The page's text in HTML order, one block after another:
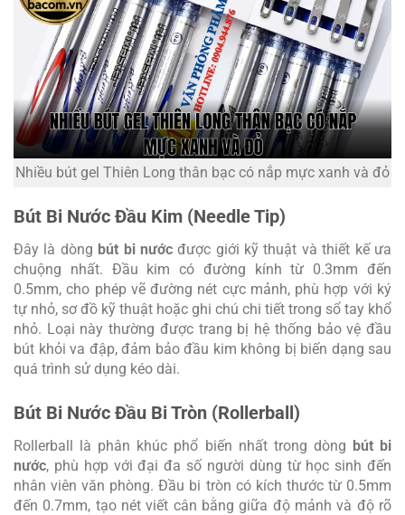
Nhiều bút gel Thiên Long thân bạc có nắp mực xanh và đỏ
Bút Bi Nước Đầu Kim (Needle Tip)
Đây là dòng bút bi nướcđược giới kỹ thuật và thiết kế ưa
chuộng nhất. Đầu kim có đường kính từ 0.3mm đến
0.5mm, cho phép vẽ đường nét cực mảnh, phù hợp với ký
tự nhỏ, sơ đồ kỹ thuật hoặc ghi chú chi tiết trong sổ tay khổ
nhỏ. Loại này thường được trang bị hệ thống bảo vệ đầu
bút khỏi va đập, đảm bảo đầu kim không bị biến dạng sau
quá trình sử dụng kéo dài.
Bút Bi Nước Đầu Bi Tròn (Rollerball)
Rollerball là phân khúc phổ biến nhất trong dòng bút bi
nước, phù hợp với đại đa số người dùng từ học sinh đến
nhân viên văn phòng. Đầu bi tròn có kích thước từ 0.5mm
đến 0.7mm, tạo nét viết cân bằng giữa độ mảnh và độ rõ